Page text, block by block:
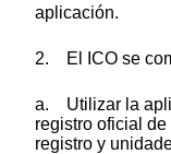
aplicación.
2. El ICO se
a. Utilizar la
registro oficial
registro y